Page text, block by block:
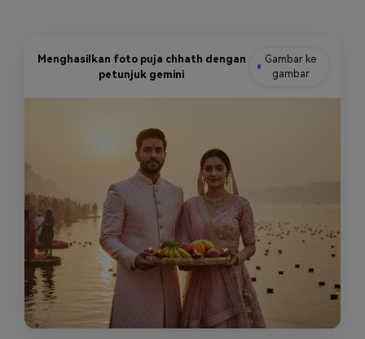
Menghasilkan foto puja chhath dengan
petunjuk gemini
Gambar ke
gambar